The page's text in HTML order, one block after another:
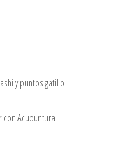
y puntos gatillo
con Acupuntura
your experience